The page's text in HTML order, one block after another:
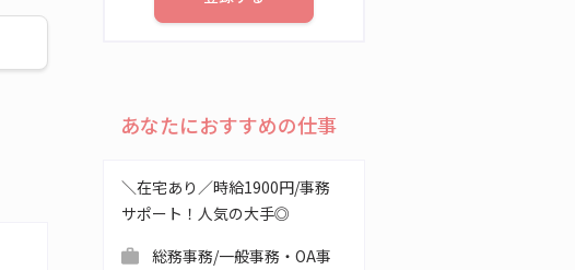
あなたにおすすめの仕事
＼在宅あり／時給1900円/事務
サポート！人気の大手◎
総務事務/一般事務・OA事